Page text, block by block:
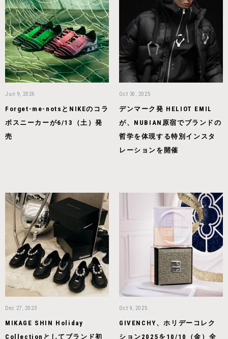
Jun 9, 2026
Forget-me-notsとNIKEのコラ
ボスニーカーが6/13（土）発
売
Oct 30, 2025
デンマーク発 HELIOT EMIL
が、NUBIAN原宿でブランドの
哲学を体現する特別インスタ
レーションを開催
Dec 27, 2023
MIKAGE SHIN Holiday
Collectionとしてブランド初
Oct 9, 2025
GIVENCHY、ホリデーコレク
ション2025を10/10（金）全